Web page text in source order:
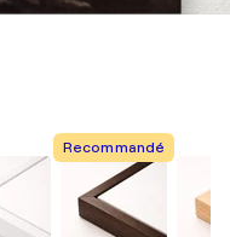
Recommandé